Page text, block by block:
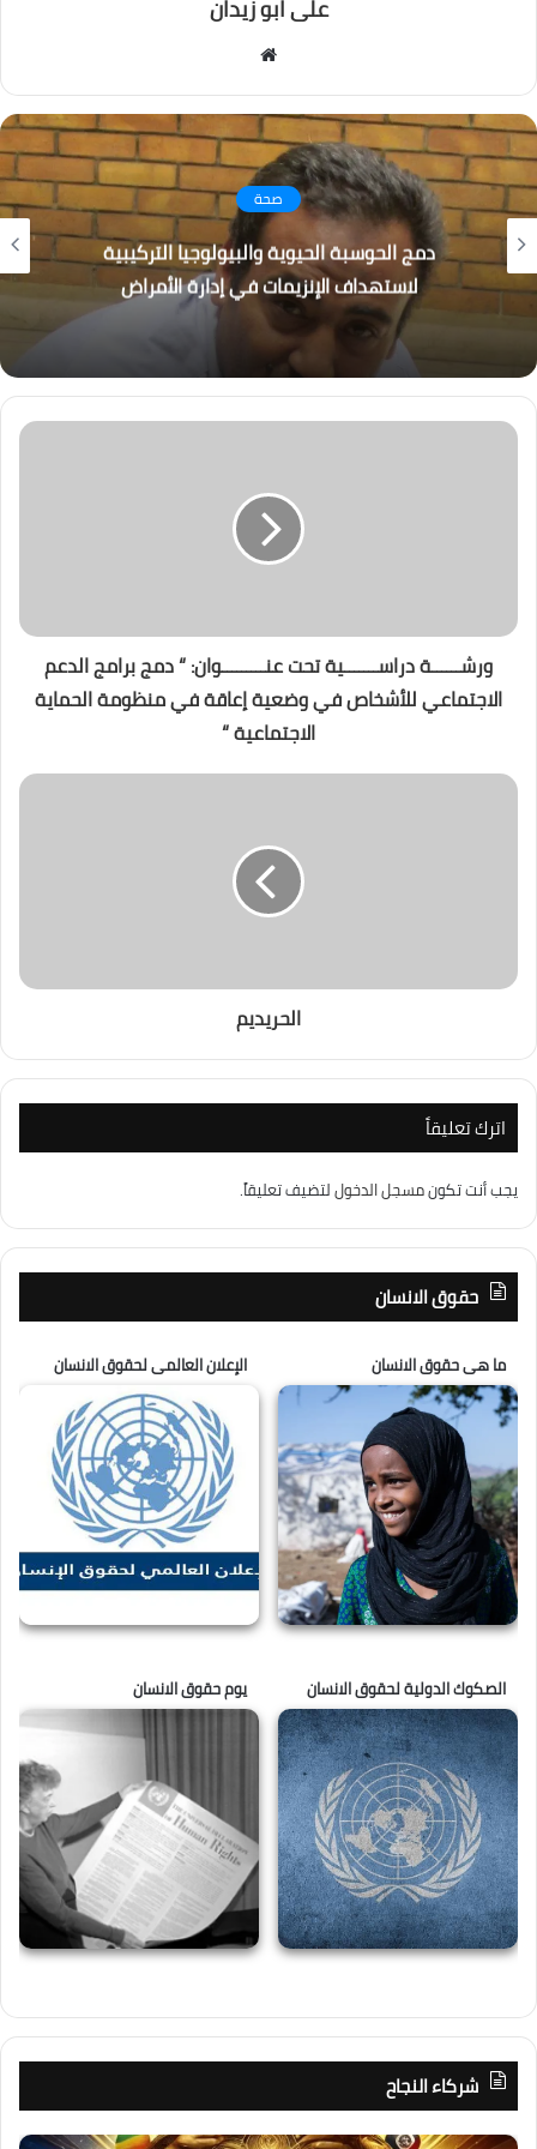
على ابو زيدان
صحة
دمج الحوسبة الحيوية والبيولوجيا التركيبية
لاستهداف الإنزيمات في إدارة الأمراض
ورشــــــة دراســـــــية تحت عنـــــــــوان: “ دمج برامج الدعم
الاجتماعي للأشخاص في وضعية إعاقة في منظومة الحماية
الاجتماعية “
الحريديم
اترك تعليقاً
يجب أنت تكونمسجل الدخوللتضيف تعليقاً.
حقوق الانسان
ما هى حقوق الانسان الإعلان العالمى لحقوق الانسان
الصكوك الدولية لحقوق الانسان يوم حقوق الانسان
شركاء النجاح